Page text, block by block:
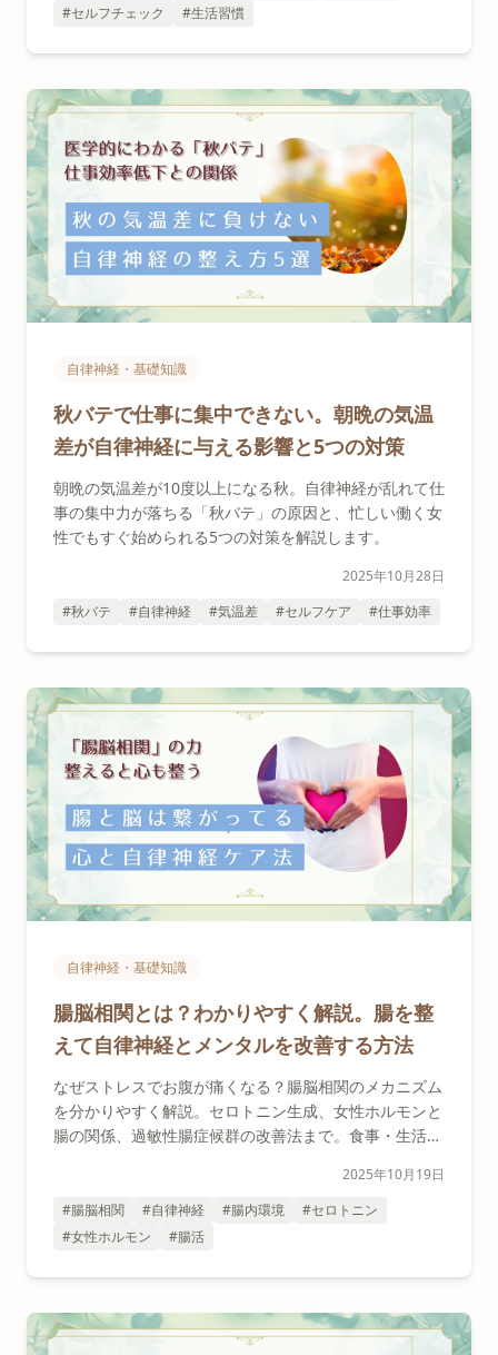
#セルフチェック
#生活習慣
自律神経・基礎知識
秋バテで仕事に集中できない。朝晩の気温
差が自律神経に与える影響と5つの対策
朝晩の気温差が10度以上になる秋。自律神経が乱れて仕
事の集中力が落ちる「秋バテ」の原因と、忙しい働く女
性でもすぐ始められる5つの対策を解説します。
2025年10月28日
#秋バテ
#自律神経 #気温差 #セルフケア #仕事効率
自律神経・基礎知識
腸脳相関とは？わかりやすく解説。腸を整
えて自律神経とメンタルを改善する方法
なぜストレスでお腹が痛くなる？腸脳相関のメカニズム
を分かりやすく解説。セロトニン生成、女性ホルモンと
腸の関係、過敏性腸症候群の改善法まで。食事・生活習
2025年10月19日
#腸脳相関
#自律神経 #腸内環境
#セロトニン
#女性ホルモン
#腸活